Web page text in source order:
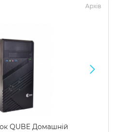
Архів
QUBE Домашній